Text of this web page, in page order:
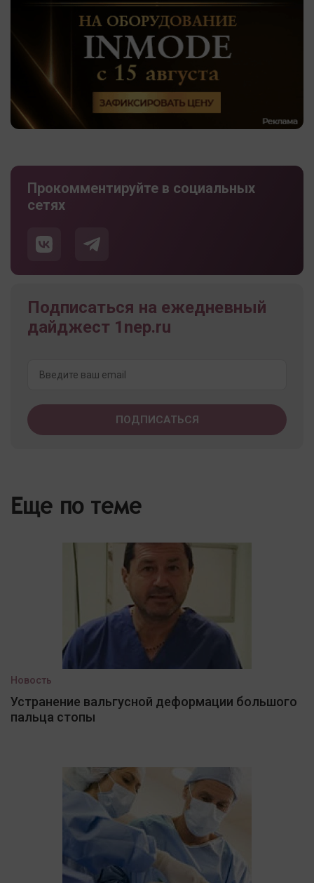
Прокомментируйте в социальных
сетях
Подписаться на ежедневный
дайджест 1nep.ru
Еще по теме
Новость
Устранение вальгусной деформации большого
пальца стопы